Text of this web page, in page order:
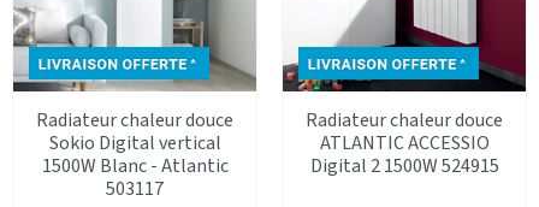
Radiateur chaleur douce
Sokio Digital vertical
1500W Blanc - Atlantic
503117
Radiateur chaleur douce
ATLANTIC ACCESSIO
Digital 2 1500W 524915